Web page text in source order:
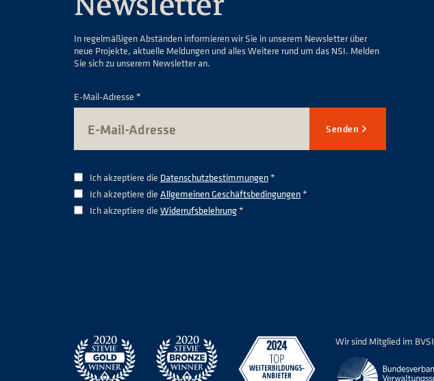
In regelmäßigen Abständen informieren wir Sie in unserem Newsletter über
neue Projekte, aktuelle Meldungen und alles Weitere rund um das NSI. Melden
Sie sich zu unserem Newsletter an.
E-Mail-Adresse *
Senden
Ich akzeptiere die Datenschutzbestimmungen*
Ich akzeptiere die Allgemeinen Geschäftsbedingungen*
Ich akzeptiere die Widerrufsbelehrung*
Wir sind Mitglied im BVSI